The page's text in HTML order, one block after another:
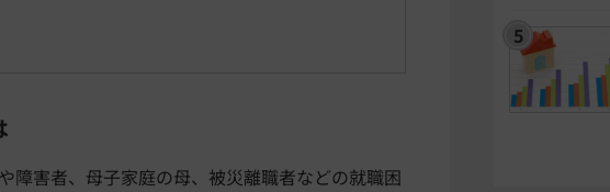
障害者、母子家庭の母、被災離職者などの就職困